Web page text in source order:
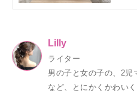
Lilly
ライター
男の子と女の子の、2児
など、とにかくかわい